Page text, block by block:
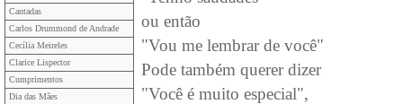
Cantadas
Carlos Drummond de Andrade
Cecília Meireles
Clarice Lispector
Cumprimentos
Dia das Mães
ou então
"Vou me lembrar de você"
Pode também querer dizer
"Você é muito especial",